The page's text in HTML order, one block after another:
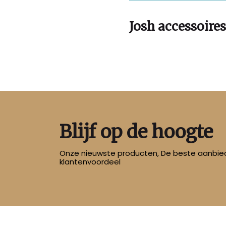
Josh accessoires
Blijf op de hoogte
Onze nieuwste producten, De beste
klantenvoordeel